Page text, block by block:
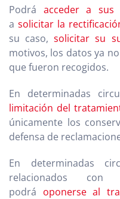
Podrá acceder a sus
a solicitar la
su caso, solicitar su
motivos, los datos ya
que fueron recogidos.
En determinadas
limitación del
únicamente los
defensa de
En determinadas
relacionados con
podrá oponerse al